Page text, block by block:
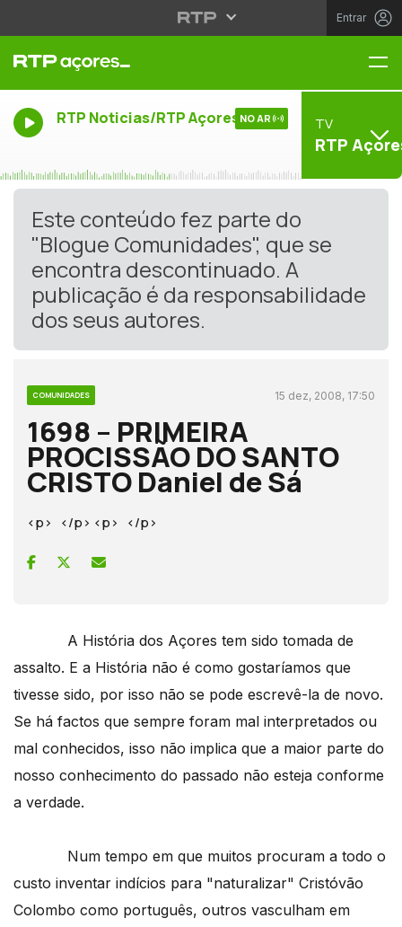
Entrar
RTP Noticias/RTP Açores NO AR TV
RTP
Este conteúdo fez parte do
"Blogue Comunidades", que se
encontra descontinuado. A
publicação é da responsabilidade
dos seus autores.
COMUNIDADES 15 dez, 2008, 17:50
1698 – PRIMEIRA
PROCISSÃO DO SANTO
CRISTO Daniel de Sá
<p> </p> <p> </p>
A História dos Açores tem sido tomada de
assalto. E a História não é como gostaríamos que
tivesse sido, por isso não se pode escrevê-la de novo.
Se há factos que sempre foram mal interpretados ou
mal conhecidos, isso não implica que a maior parte do
nosso conhecimento do passado não esteja conforme
a verdade.
Num tempo em que muitos procuram a todo o
custo inventar indícios para "naturalizar" Cristóvão
Colombo como português, outros vasculham em